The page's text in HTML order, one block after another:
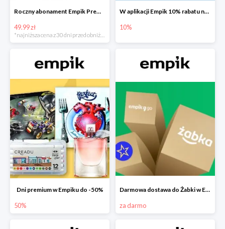
Roczny abonament Empik Premium w super cenie
49.99 zł
*najniższa cena z 30 dni przed obniżką
W aplikacji Empik 10% rabatu na klocki LEGO
10%
Dni premium w Empiku do -50%
50%
Darmowa dostawa do Żabki w Empiku
za darmo